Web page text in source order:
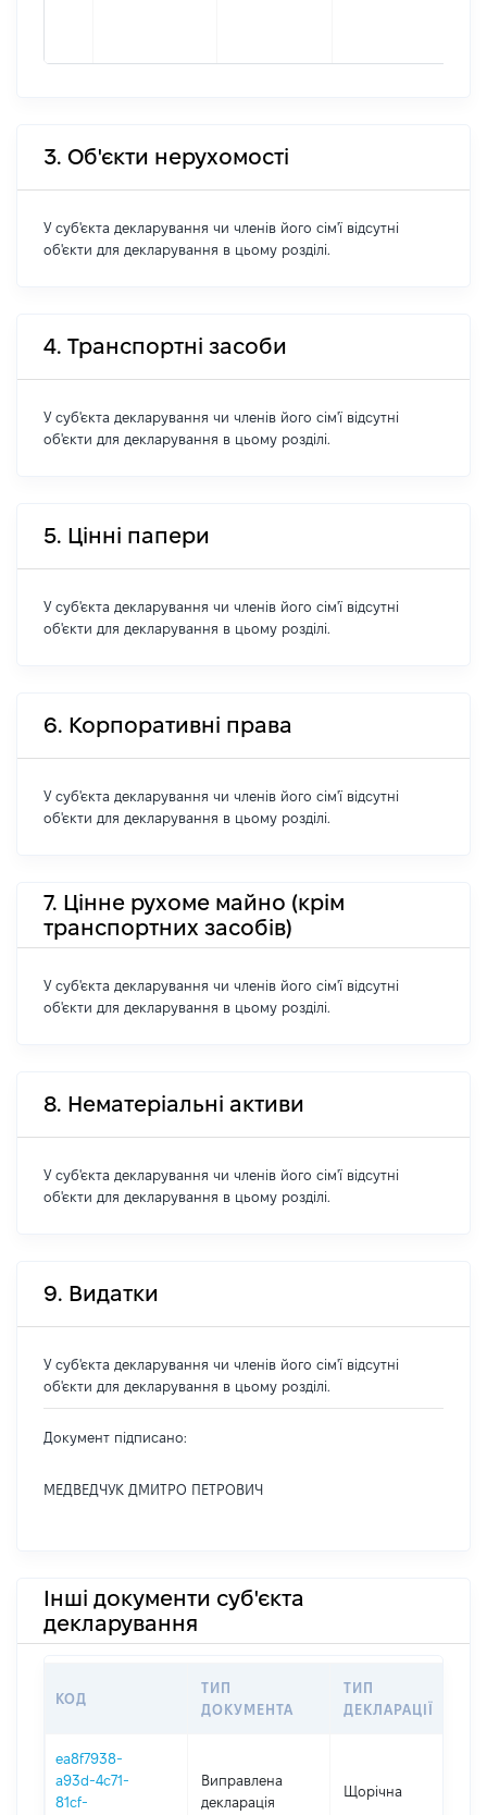
3. Об'єкти нерухомості
У суб'єкта декларування чи членів його сім'ї відсутні
об'єкти для декларування в цьому розділі.
4. Транспортні засоби
У суб'єкта декларування чи членів його сім'ї відсутні
об'єкти для декларування в цьому розділі.
5. Цінні папери
У суб'єкта декларування чи членів його сім'ї відсутні
об'єкти для декларування в цьому розділі.
6. Корпоративні права
У суб'єкта декларування чи членів його сім'ї відсутні
об'єкти для декларування в цьому розділі.
7. Цінне рухоме майно (крім
транспортних засобів)
У суб'єкта декларування чи членів його сім'ї відсутні
об'єкти для декларування в цьому розділі.
8. Нематеріальні активи
У суб'єкта декларування чи членів його сім'ї відсутні
об'єкти для декларування в цьому розділі.
9. Видатки
У суб'єкта декларування чи членів його сім'ї відсутні
об'єкти для декларування в цьому розділі.
Документ підписано:
МЕДВЕДЧУК ДМИТРО ПЕТРОВИЧ
Інші документи суб'єкта
декларування
КОД
ТИП
ДОКУМЕНТА
ТИП
ДЕКЛАРАЦІЇ
ea8f7938-
a93d-4c71-
81cf-
Виправлена
декларація
Щорічна